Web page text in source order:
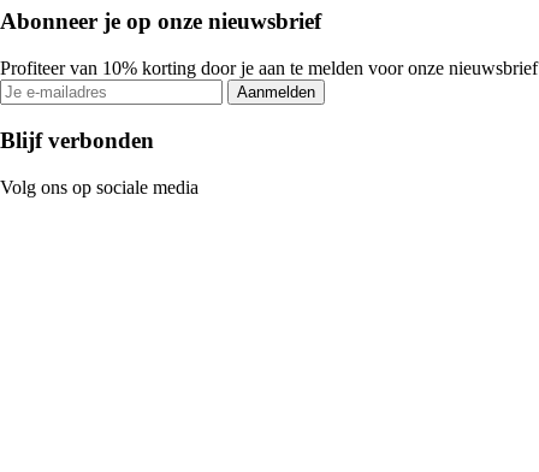
Abonneer je op onze nieuwsbrief
Profiteer van 10% korting door je aan te melden voor onze nieuwsbrief
Aanmelden
Blijf verbonden
Volg ons op sociale media